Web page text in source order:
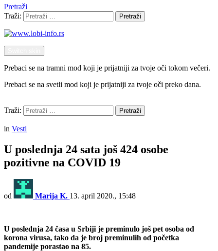
Pretraži
Traži:
Pretraži
Prebaci se na tramni mod koji je prijatniji za tvoje oči tokom večeri.
Prebaci se na svetli mod koji je prijatniji za tvoje oči preko dana.
Traži:
Pretraži
in Vesti
U poslednja 24 sata još 424 osobe
pozitivne na COVID 19
od Marija K. 13. april 2020., 15:48
U poslednja 24 časa u Srbiji je preminulo još pet osoba od
korona virusa, tako da je broj preminulih od početka
pandemije porastao na 85.